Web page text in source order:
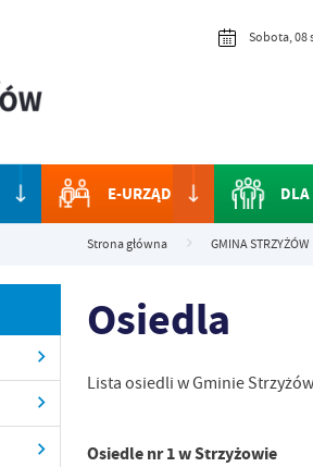
Sobota, 08
E-URZĄD
Strona główna GMINA STRZYŻÓW
Osiedla
Lista osiedli w Gminie
Osiedle nr 1 w Strzyżowie